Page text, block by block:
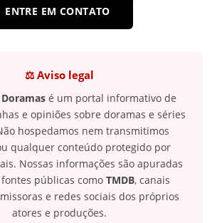
ENTRE EM CONTATO
⚖️ Aviso legal
é um portal informativo de
e opiniões sobre doramas e séries
hospedamos nem transmitimos
qualquer conteúdo protegido por
Nossas informações são apuradas
públicas como TMDB, canais
e redes sociais dos próprios
atores e produções.